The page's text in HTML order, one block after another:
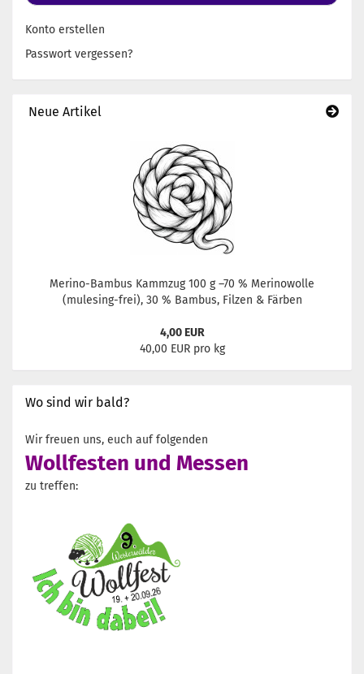
Konto erstellen
Passwort vergessen?
Neue Artikel
Merino-Bambus Kammzug 100 g –70 % Merinowolle
(mulesing-frei), 30 % Bambus, Filzen & Färben
4,00 EUR
40,00 EUR pro kg
Wo sind wir bald?
Wir freuen uns, euch auf folgenden
Wollfesten und Messen
zu treffen: